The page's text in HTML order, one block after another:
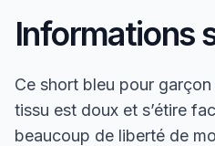
Informations
Ce short bleu pour
tissu est doux et s’étire
beaucoup de liberté de